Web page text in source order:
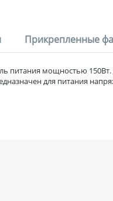
Прикрепленные
питания мощностью
для питания